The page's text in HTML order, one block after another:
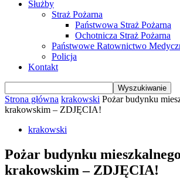
Służby
Straż Pożarna
Państwowa Straż Pożarna
Ochotnicza Straż Pożarna
Państwowe Ratownictwo
Policja
Kontakt
Strona główna krakowski Pożar budynku
krakowskim – ZDJĘCIA!
krakowski
Pożar budynku
krakowskim – ZDJĘCIA!